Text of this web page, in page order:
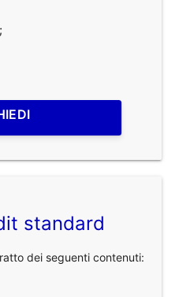
standard
dei seguenti contenuti: